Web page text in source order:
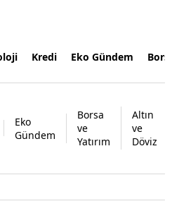
Kredi Eko Gündem
Eko
Gündem
Borsa
ve
Yatırım
Altın
ve
Döviz